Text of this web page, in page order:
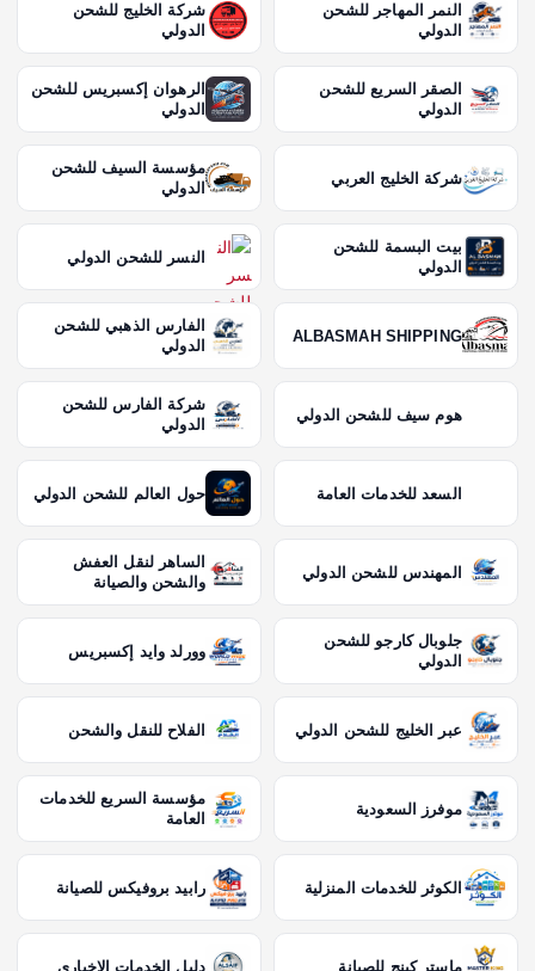
النمر المهاجر للشحن
الدولي
شركة الخليج للشحن
الدولي
الصقر السريع للشحن
الدولي
الرهوان إكسبريس للشحن
الدولي
شركة الخليج العربي
مؤسسة السيف للشحن
الدولي
بيت البسمة للشحن
الدولي
النسر للشحن الدولي
ALBASMAH SHIPPING
الفارس الذهبي للشحن
الدولي
هوم سيف للشحن الدولي
شركة الفارس للشحن
الدولي
السعد للخدمات العامة حول العالم للشحن الدولي
المهندس للشحن الدولي
الساهر لنقل العفش
والشحن والصيانة
جلوبال كارجو للشحن
الدولي
وورلد وايد إكسبريس
عبر الخليج للشحن الدولي الفلاح للنقل والشحن
موفرز السعودية
مؤسسة السريع للخدمات
العامة
الكوثر للخدمات المنزلية رابيد بروفيكس للصيانة
ماستر كينج للصيانة دليل الخدمات الاخباري